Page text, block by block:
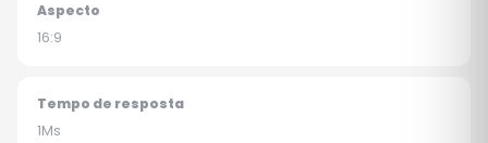
Aspecto
16:9
Tempo de resposta
1Ms